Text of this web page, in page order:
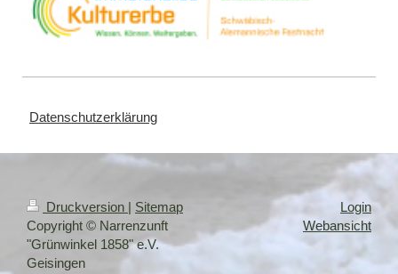
Datenschutzerklärung
Druckversion | Sitemap
Copyright © Narrenzunft
"Grünwinkel 1858" e.V.
Geisingen
Login
Webansicht